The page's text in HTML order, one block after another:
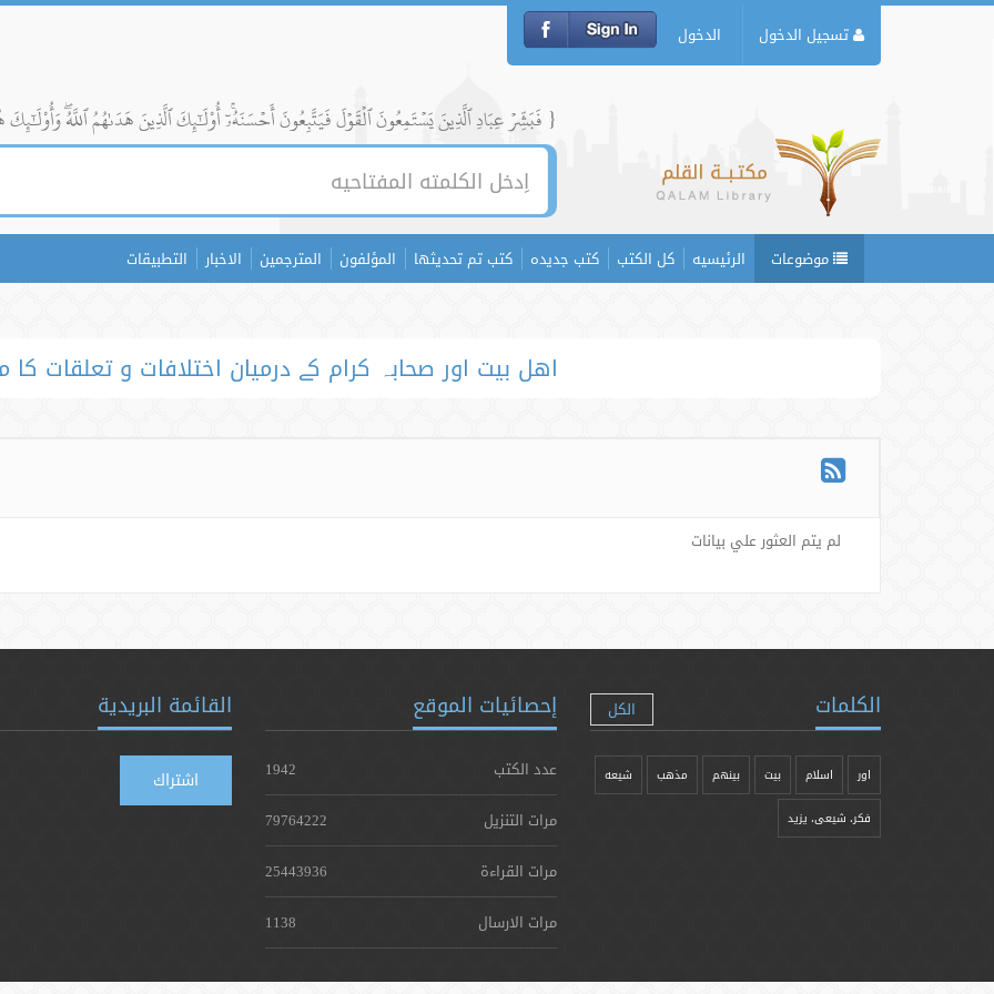
تسجيل الدخول الدخول
{ فَبَشِّرۡ عِبَادِ ٱلَّذِينَ يَسۡتَمِعُونَ ٱلۡقَوۡلَ فَيَتَّبِعُونَ أَحۡسَنَهُۥٓۚ أُوْلَٰٓئِكَ ٱلَّذِينَ هَدَىٰهُمُ ٱللَّهُۖ وَأُوْلَٰٓئِكَ
موضوعات الرئيسيه كل الكتب كتب جديده كتب تم تحديثها المؤلفون المترجمين الاخبار التطبيقات
اھل بیت اور صحابہ کرام کے درمیان اختلافات و تعلقات کا
لم يتم العثور علي بيانات
الكلمات الكل
اور اسلام بیت بينهم مذهب شيعه
فکر، شیعی، یزيد
إحصائيات الموقع
عدد الكتب
1942
مرات التنزيل
79764222
مرات القراءة
25443936
مرات الارسال
1138
القائمة البريدية
اشتراك